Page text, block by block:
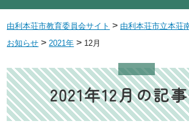
由利本荘市教育委員会サイト > 由利本荘市立本荘
お知らせ > 2021年 > 12月
2021年12月の記